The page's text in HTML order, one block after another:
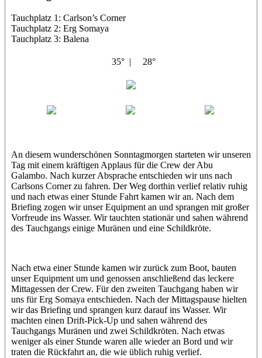
Tauchplatz 1: Carlson’s Corner
Tauchplatz 2: Erg Somaya
Tauchplatz 3: Balena
35° | 28°
An diesem wunderschönen Sonntagmorgen starteten wir unseren
Tag mit einem kräftigen Applaus für die Crew der Abu
Galambo. Nach kurzer Absprache entschieden wir uns nach
Carlsons Corner zu fahren. Der Weg dorthin verlief relativ ruhig
und nach etwas einer Stunde Fahrt kamen wir an. Nach dem
Briefing zogen wir unser Equipment an und sprangen mit großer
Vorfreude ins Wasser. Wir tauchten stationär und sahen während
des Tauchgangs einige Muränen und eine Schildkröte.
Nach etwa einer Stunde kamen wir zurück zum Boot, bauten
unser Equipment um und genossen anschließend das leckere
Mittagessen der Crew. Für den zweiten Tauchgang haben wir
uns für Erg Somaya entschieden. Nach der Mittagspause hielten
wir das Briefing und sprangen kurz darauf ins Wasser. Wir
machten einen Drift-Pick-Up und sahen während des
Tauchgangs Muränen und zwei Schildkröten. Nach etwas
weniger als einer Stunde waren alle wieder an Bord und wir
traten die Rückfahrt an, die wie üblich ruhig verlief.